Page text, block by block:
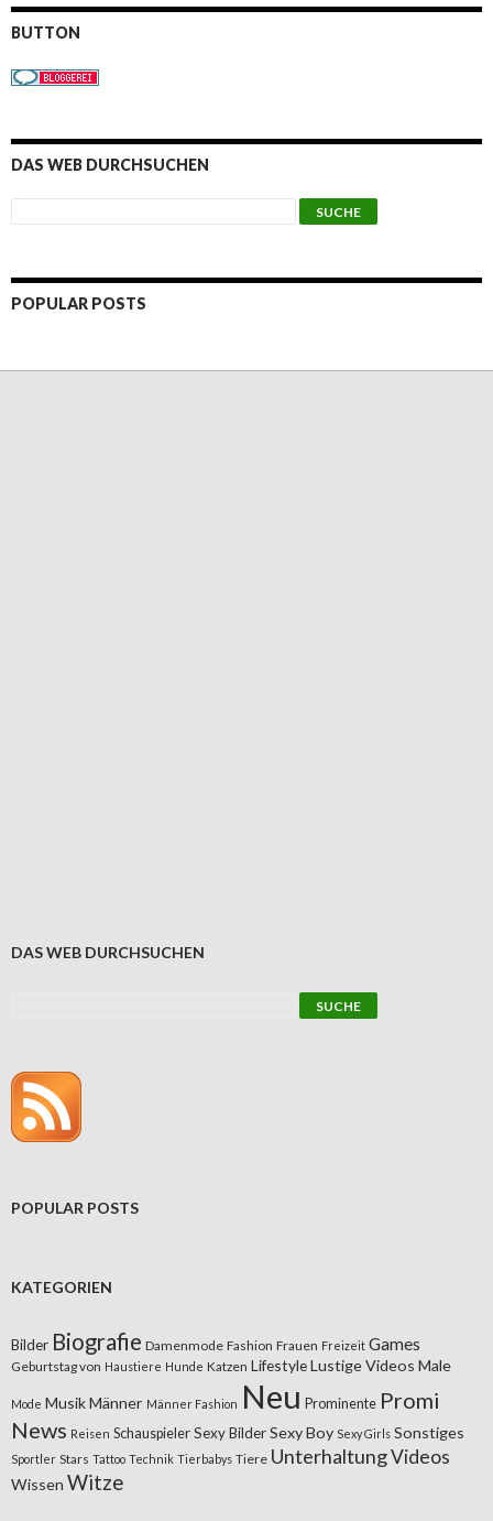
BUTTON
DAS WEB DURCHSUCHEN
POPULAR POSTS
DAS WEB DURCHSUCHEN
POPULAR POSTS
KATEGORIEN
Bilder Biografie Damenmode Fashion Frauen Freizeit Games
Geburtstag von Haustiere Hunde Katzen LifestyleLustige Videos Male
Mode MusikMänner Männer Fashion Neu Prominente Promi
News Reisen Schauspieler Sexy BilderSexy Boy Sexy Girls Sonstiges
Sportler Stars Tattoo Technik Tierbabys Tiere UnterhaltungVideos
Wissen Witze